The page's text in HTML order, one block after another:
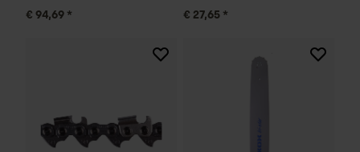
€ 94,69 * € 27,65 *